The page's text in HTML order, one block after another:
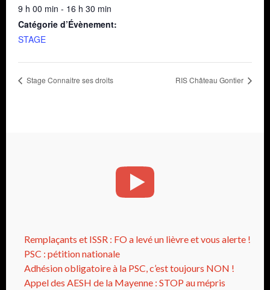
9 h 00 min - 16 h 30 min
Catégorie d’Évènement:
STAGE
Stage Connaitre ses droits RIS Château Gontier
Remplaçants et ISSR : FO a levé un lièvre et vous alerte !
PSC : pétition nationale
Adhésion obligatoire à la PSC, c’est toujours NON !
Appel des AESH de la Mayenne : STOP au mépris